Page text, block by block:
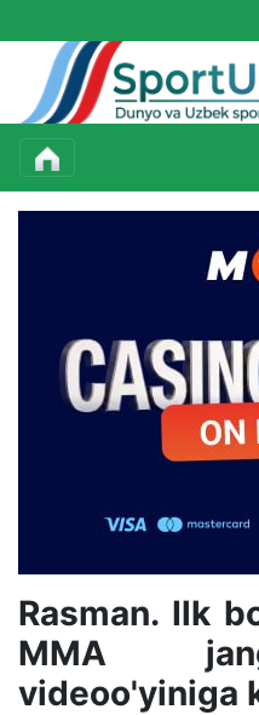
Rasman. Ilk
MMA
videoo'yiniga